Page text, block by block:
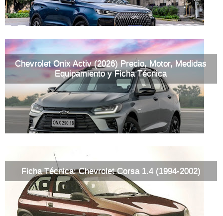
Chevrolet Onix Activ (2026) Precio, Motor, Medidas
Equipamiento y Ficha Técnica
Ficha Técnica: Chevrolet Corsa 1.4 (1994-2002)